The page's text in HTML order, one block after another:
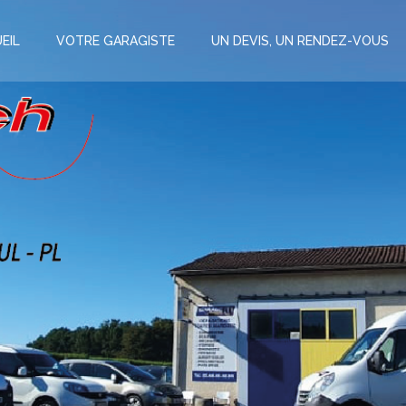
VOTRE GARAGISTE UN DEVIS, UN RENDEZ-VOUS